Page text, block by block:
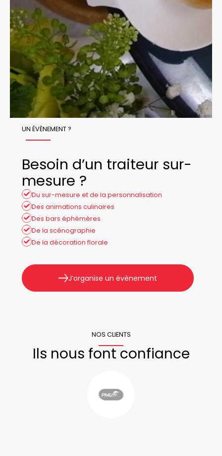
UN ÉVÈNEMENT ?
Besoin d’un traiteur sur-
mesure ?
Du sur-mesure et de la personnalisation
Des animations culinaires
Des bars éphémères
De la scénographie
De la décoration florale
J’organise un évènement
NOS CLIENTS
Ils nous font confiance